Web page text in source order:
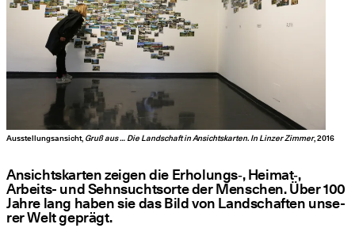
Ausstellungsansicht, Gruß aus … Die Landschaft in Ansichtskarten. In Linzer Zimmer, 2016
Ansichts­kar­ten zei­gen die Erholungs‑, Heimat‑,
Arbeits- und Sehn­suchtsor­te der Men­schen. Über 100
Jah­re lang haben sie das Bild von Land­schaf­ten unse­
rer Welt geprägt.